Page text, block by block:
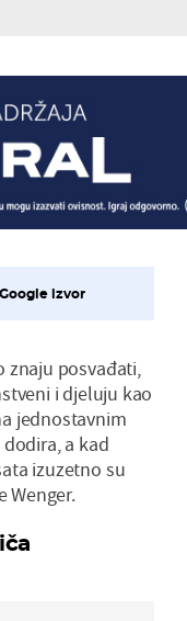
izvor
znaju posvađati,
i djeluju kao
jednostavnim
a kad
izuzetno su
Wenger.